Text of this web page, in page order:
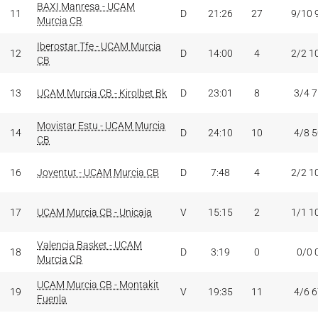
11
BAXI Manresa - UCAM
Murcia CB
D 21:26 27 9/10
12
Iberostar Tfe - UCAM Murcia
CB
D 14:00 4 2/2
13 UCAM Murcia CB - Kirolbet Bk D 23:01 8 3/4
14
Movistar Estu - UCAM Murcia
CB
D 24:10 10 4/8
16 Joventut - UCAM Murcia CB D 7:48 4 2/2
17 UCAM Murcia CB - Unicaja V 15:15 2 1/1
18
Valencia Basket - UCAM
Murcia CB
D 3:19 0 0/0
19
UCAM Murcia CB - Montakit
Fuenla
V 19:35 11 4/6